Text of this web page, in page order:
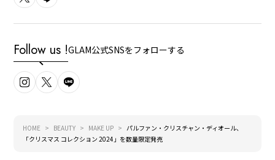
Follow us !GLAM公式SNSをフォローする
HOME BEAUTY MAKE UP
パルファン・クリスチャン・ディオール、
「クリスマス コレクション 2024」を数量限定発売